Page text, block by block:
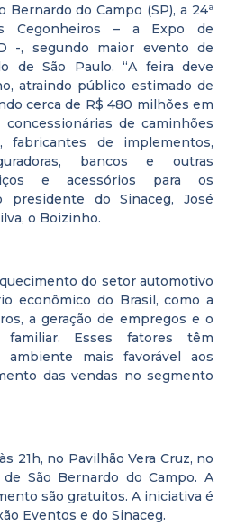
Bernardo do Campo (SP), a 24ª
Cegonheiros – a Expo de
-, segundo maior evento de
de São Paulo. “A feira deve
atraindo público estimado de
cerca de R$ 480 milhões em
concessionárias de caminhões
fabricantes de implementos,
bancos e outras
e acessórios para os
presidente do Sinaceg, José
o Boizinho.
do setor automotivo
econômico do Brasil, como a
a geração de empregos e o
Esses fatores têm
mais favorável aos
das vendas no segmento
21h, no Pavilhão Vera Cruz, no
São Bernardo do Campo. A
são gratuitos. A iniciativa é
Eventos e do Sinaceg.